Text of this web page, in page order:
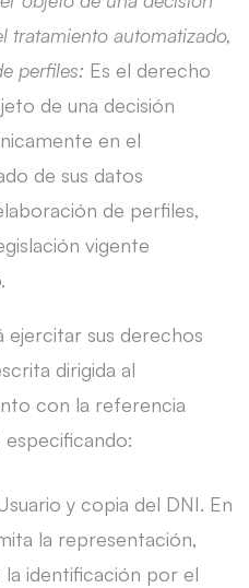
tratamiento automatizado,
perfiles: Es el derecho
de una decisión
en el
de sus datos
de perfiles,
vigente
ejercitar sus derechos
dirigida al
con la referencia
especificando:
y copia del DNI. En
la representación,
la identificación por el